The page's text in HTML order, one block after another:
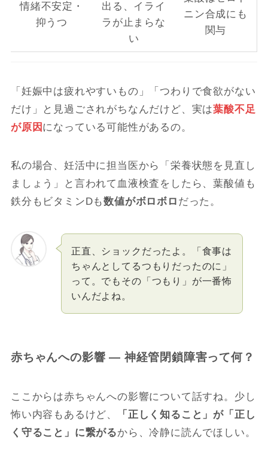
情緒不安定・
抑うつ
出る、イライ
ラが止まらな
い
ニン合成にも
関与
「妊娠中は疲れやすいもの」「つわりで食欲がない
だけ」と見過ごされがちなんだけど、実は葉酸不足
が原因 になっている可能性があるの。
私の場合、妊活中に担当医から「栄養状態を見直し
ましょう」と言われて血液検査をしたら、葉酸値も
鉄分もビタミンDも数値がボロボロ だった。
正直、ショックだったよ。「食事は
ちゃんとしてるつもりだったのに」
って。でもその「つもり」が一番怖
いんだよね。
赤ちゃんへの影響 — 神経管閉鎖障害って何？
ここからは赤ちゃんへの影響について話すね。少し
怖い内容もあるけど、
「正しく知ること」が「正し
く守ること」に繋がるから、冷静に読んでほしい。